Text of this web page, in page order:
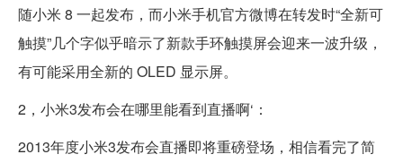
随小米 8 一起发布，而小米手机官方微博在转发时“全新可
触摸”几个字似乎暗示了新款手环触摸屏会迎来一波升级，
有可能采用全新的 OLED 显示屏。
2，小米3发布会在哪里能看到直播啊‘：
2013年度小米3发布会直播即将重磅登场，相信看完了简